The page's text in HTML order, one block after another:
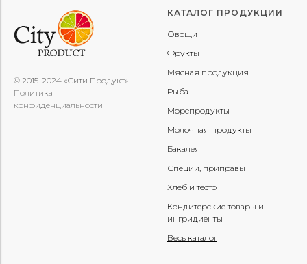
© 2015-2024 «Сити Продукт»
Политика
конфиденциальности
КАТАЛОГ ПРОДУКЦИИ
Овощи
Фрукты
Мясная продукция
Рыба
Морепродукты
Молочная продукты
Бакалея
Специи, приправы
Хлеб и тесто
Кондитерские товары и
ингридиенты
Весь каталог